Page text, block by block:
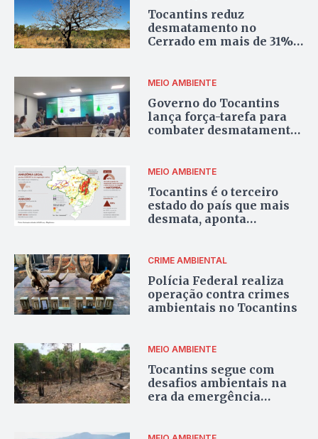
Tocantins reduz
desmatamento no
Cerrado em mais de 31% e
MEIO AMBIENTE
Governo do Tocantins
lança força-tarefa para
combater desmatamento
MEIO AMBIENTE
Tocantins é o terceiro
estado do país que mais
desmata, aponta
CRIME AMBIENTAL
Polícia Federal realiza
operação contra crimes
ambientais no Tocantins
MEIO AMBIENTE
Tocantins segue com
desafios ambientais na
era da emergência